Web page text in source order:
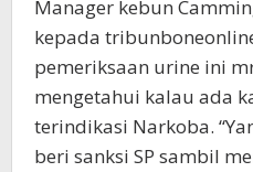
Manager kebun
kepada
pemeriksaan urine ini
mengetahui kalau ada
terindikasi Narkoba.
beri sanksi SP sambil